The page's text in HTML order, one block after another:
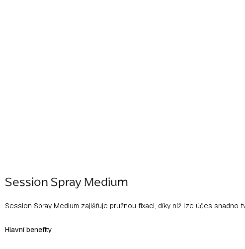
Session Spray Medium
Session Spray Medium zajišťuje pružnou fixaci, díky níž lze účes snadno
Hlavní benefity